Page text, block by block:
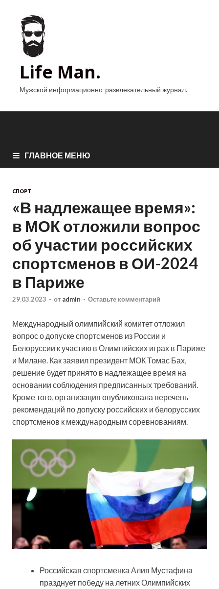
Life Man.
Мужской информационно-развлекательный журнал.
ГЛАВНОЕ МЕНЮ
СПОРТ
«В надлежащее время»:
в МОК отложили вопрос
об участии российских
спортсменов в ОИ-2024
в Париже
29.03.2023 - от admin - Оставьте комментарий
Международный олимпийский комитет отложил
вопрос о допуске спортсменов из России и
Белоруссии к участию в Олимпийских играх в Париже
и Милане. Как заявил президент МОК Томас Бах,
решение будет принято в надлежащее время на
основании соблюдения предписанных требований.
Кроме того, организация опубликовала перечень
рекомендаций по допуску российских и белорусских
спортсменов к международным соревнованиям.
Российская спортсменка Алия Мустафина
празднует победу на летних Олимпийских